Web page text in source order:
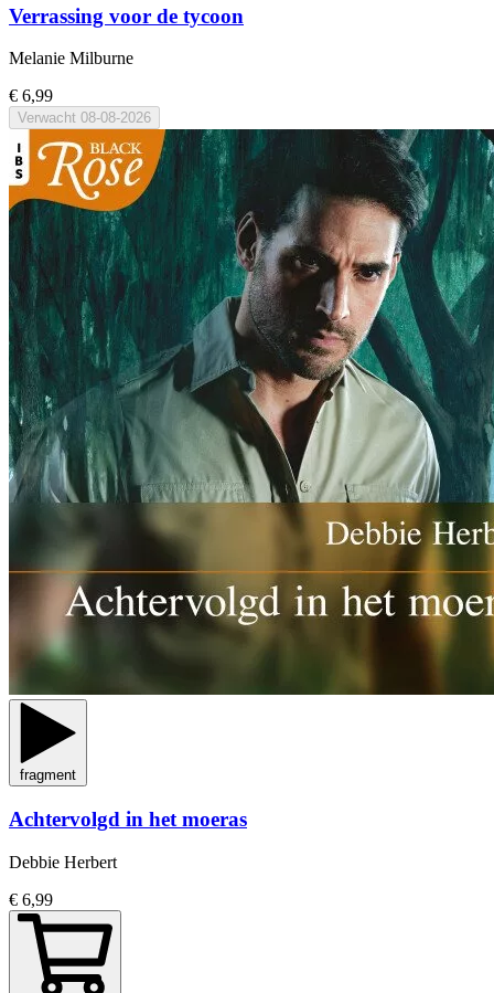
Verrassing voor de tycoon
Melanie Milburne
€ 6,99
Verwacht 08-08-2026
fragment
Achtervolgd in het moeras
Debbie Herbert
€ 6,99